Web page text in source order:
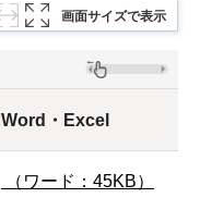
画面サイズで表示
Word・Excel
（ワード：45KB）